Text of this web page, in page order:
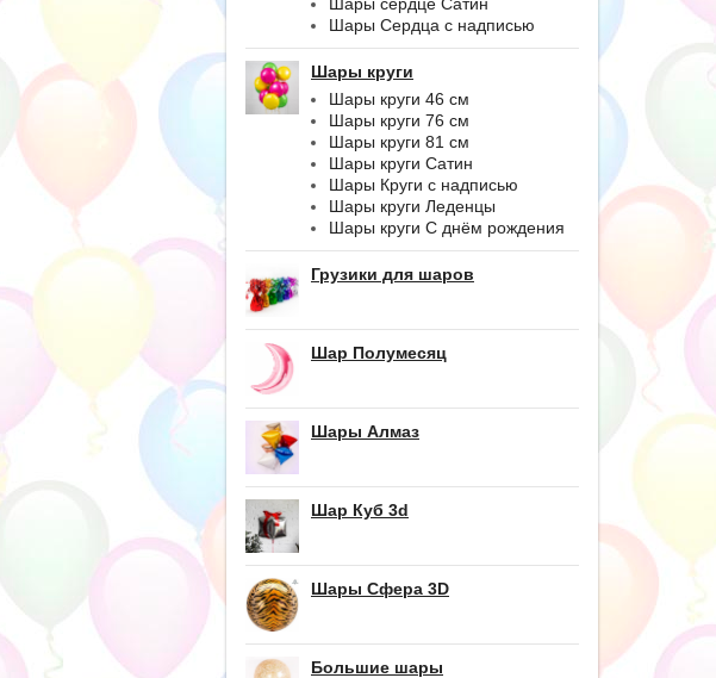
Шары Сердца с надписью
Шары круги
Шары круги 46 см
Шары круги 76 см
Шары круги 81 см
Шары круги Сатин
Шары Круги с надписью
Шары круги Леденцы
Шары круги С днём рождения
Грузики для шаров
Шар Полумесяц
Шары Алмаз
Шар Куб 3d
Шары Сфера 3D
Большие шары